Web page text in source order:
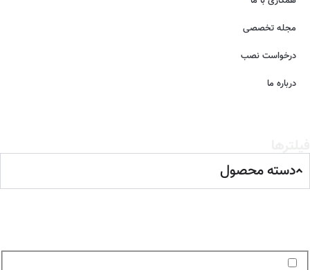
مجله تخصصی
درخواست نصب
درباره ما
دسته محصول